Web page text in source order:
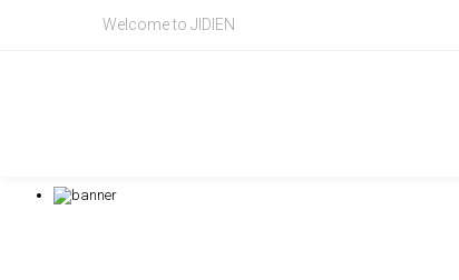
ccs,lfr,LFR-100RD2,LFR-100SW2,LFR-100BL2,LFR-100GR2,LFR-
K,LFR-200RD2,LFR-200SW2,LFR-200BL2,LFR-250RD2,LFR-
Welcome to JIDIEN
Product